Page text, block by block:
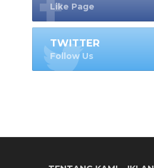
Like Page
TWITTER
Follow Us